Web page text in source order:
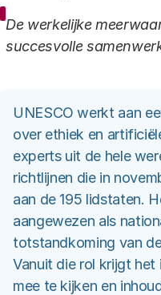
De werkelijke
succesvolle
UNESCO werkt aan
over ethiek en
experts uit de hele
richtlijnen die in
aan de 195 lidstaten.
aangewezen als
totstandkoming van
Vanuit die rol krijgt
mee te kijken en